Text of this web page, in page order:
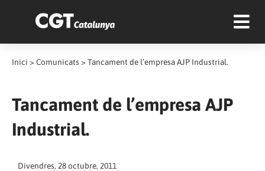
Inici > Comunicats > Tancament de l’empresa AJP Industrial.
Tancament de l’empresa AJP
Industrial.
Divendres, 28 octubre, 2011